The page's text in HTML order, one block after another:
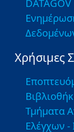
DATAGOV
Χρήσιμες
Τμήματα
Ελέγχων -